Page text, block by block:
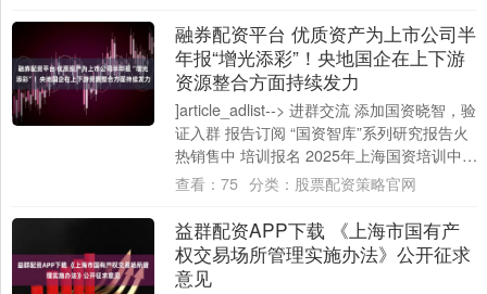
融券配资平台 优质资产为上市公司半
年报“增光添彩”！央地国企在上下游
资源整合方面持续发力
]article_adlist--> 进群交流 添加国资晓智，验
证入群 报告订阅 “国资智库”系列研究报告火
热销售中 培训报名 2025年上海国资培训中心
公开课....
查看： 75 分类： 股票配资策略官网
益群配资APP下载 《上海市国有产
权交易场所管理实施办法》公开征求
意见